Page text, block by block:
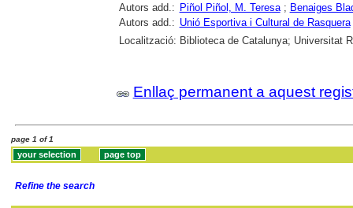
Autors add.: Piñol Piñol, M. Teresa; Benaiges
Autors add.: Unió Esportiva i Cultural de Rasquera
Localització: Biblioteca de Catalunya; Universitat
Enllaç permanent a aquest
page 1 of 1
Refine the search